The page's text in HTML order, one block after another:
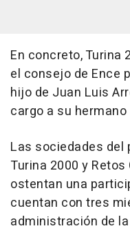
En concreto, Turina
el consejo de Ence
hijo de Juan Luis
cargo a su hermano
Las sociedades del
Turina 2000 y
ostentan una
cuentan con tres
administración de